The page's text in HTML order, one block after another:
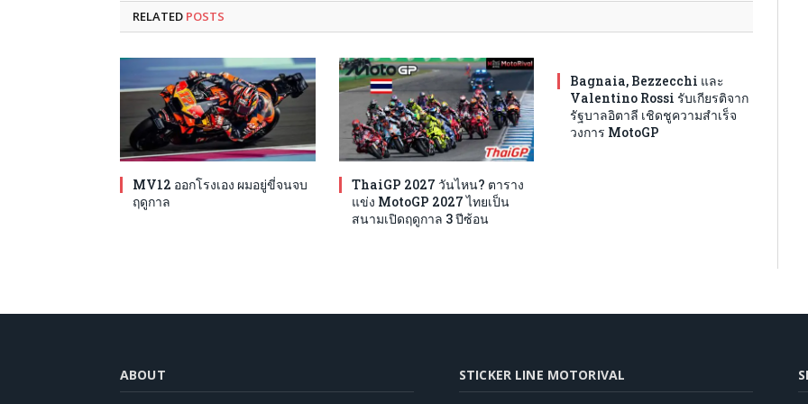
RELATED POSTS
MV12 ออกโรงเอง ผมอยู่ขี่จนจบ
ฤดูกาล
ThaiGP 2027 วันไหน? ตาราง
แข่ง MotoGP 2027 ไทยเป็น
สนามเปิดฤดูกาล 3 ปีซ้อน
Bagnaia, Bezzecchi และ
Valentino Rossi รับเกียรติจาก
รัฐบาลอิตาลี เชิดชูความสำเร็จ
วงการ MotoGP
ABOUT STICKER LINE MOTORIVAL